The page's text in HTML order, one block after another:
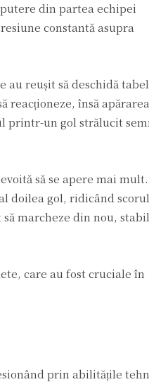
din partea echipei
constantă asupra
reușit să deschidă
reacționeze, însă apărarea
printr-un gol strălucit
să se apere mai mult.
doilea gol, ridicând
marcheze din nou,
care au fost cruciale în
prin abilitățile